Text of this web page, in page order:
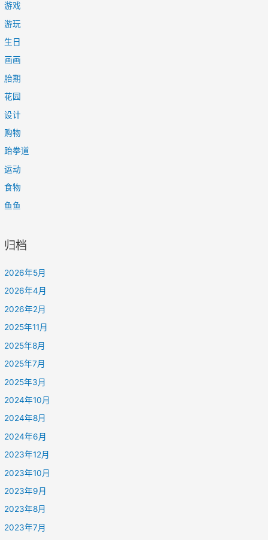
游戏
游玩
生日
画画
胎期
花园
设计
购物
跆拳道
运动
食物
鱼鱼
归档
2026年5月
2026年4月
2026年2月
2025年11月
2025年8月
2025年7月
2025年3月
2024年10月
2024年8月
2024年6月
2023年12月
2023年10月
2023年9月
2023年8月
2023年7月